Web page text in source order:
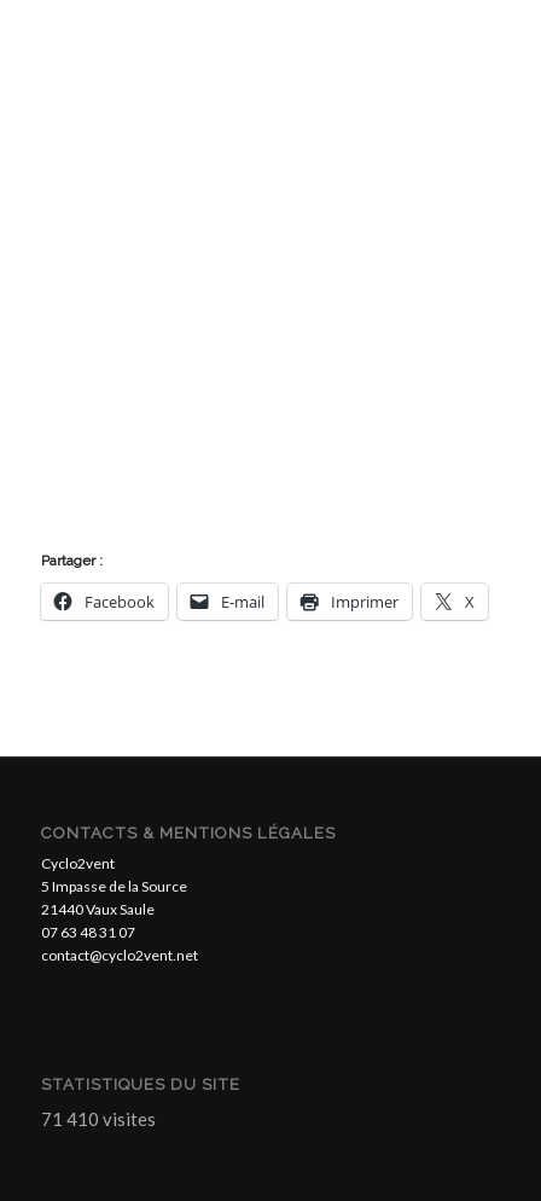
Partager :
Facebook E-mail Imprimer X
CONTACTS & MENTIONS LÉGALES
Cyclo2vent
5 Impasse de la Source
21440 Vaux Saule
07 63 48 31 07
contact@cyclo2vent.net
STATISTIQUES DU SITE
71 410 visites